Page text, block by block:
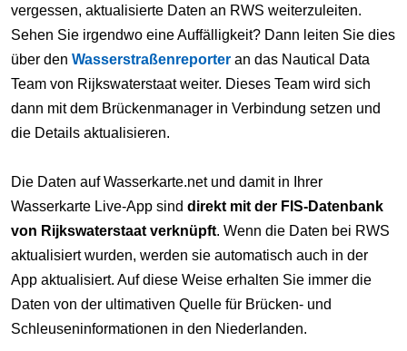
vergessen, aktualisierte Daten an RWS weiterzuleiten.
Sehen Sie irgendwo eine Auffälligkeit? Dann leiten Sie dies
über den Wasserstraßenreporter an das Nautical Data
Team von Rijkswaterstaat weiter. Dieses Team wird sich
dann mit dem Brückenmanager in Verbindung setzen und
die Details aktualisieren.
Die Daten auf Wasserkarte.net und damit in Ihrer
Wasserkarte Live-App sind direkt mit der FIS-Datenbank
von Rijkswaterstaat verknüpft. Wenn die Daten bei RWS
aktualisiert wurden, werden sie automatisch auch in der
App aktualisiert. Auf diese Weise erhalten Sie immer die
Daten von der ultimativen Quelle für Brücken- und
Schleuseninformationen in den Niederlanden.